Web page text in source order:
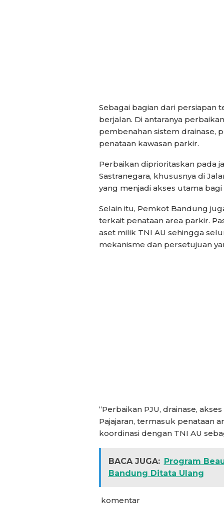
Sebagai bagian dari persiapan
berjalan. Di antaranya
pembenahan sistem drainase,
penataan kawasan parkir.
Perbaikan diprioritaskan pada
Sastranegara, khususnya di
yang menjadi akses utama
Selain itu, Pemkot Bandung
terkait penataan area parkir.
aset milik TNI AU sehingga
mekanisme dan persetujuan
“Perbaikan PJU, drainase,
Pajajaran, termasuk penataan
koordinasi dengan TNI AU
BACA JUGA:
Program
Bandung Ditata Ulang
komentar